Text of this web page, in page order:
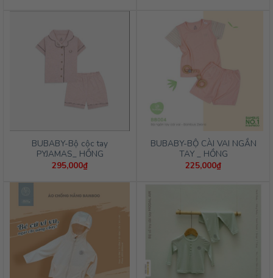
BUBABY-Bộ cộc tay
PYJAMAS_ HỒNG
295,000₫
BUBABY-BỘ CÀI VAI NGẮN
TAY _ HỒNG
225,000₫